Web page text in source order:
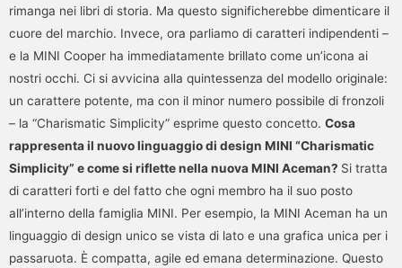
rimanga nei libri di storia. Ma questo significherebbe dimenticare il
cuore del marchio. Invece, ora parliamo di caratteri indipendenti –
e la MINI Cooper ha immediatamente brillato come un’icona ai
nostri occhi. Ci si avvicina alla quintessenza del modello originale:
un carattere potente, ma con il minor numero possibile di fronzoli
– la “Charismatic Simplicity” esprime questo concetto. Cosa
rappresenta il nuovo linguaggio di design MINI “Charismatic
Simplicity” e come si riflette nella nuova MINI Aceman? Si tratta
di caratteri forti e del fatto che ogni membro ha il suo posto
all’interno della famiglia MINI. Per esempio, la MINI Aceman ha un
linguaggio di design unico se vista di lato e una grafica unica per i
passaruota. È compatta, agile ed emana determinazione. Questo